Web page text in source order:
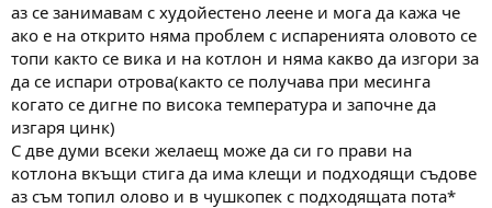
аз се занимавам с худойестено леене и мога да кажа че
ако е на открито няма проблем с испаренията оловото се
топи както се вика и на котлон и няма какво да изгори за
да се испари отрова(както се получава при месинга
когато се дигне по висока температура и започне да
изгаря цинк)
С две думи всеки желаещ може да си го прави на
котлона вкъщи стига да има клещи и подходящи съдове
аз съм топил олово и в чушкопек с подходящата пота*